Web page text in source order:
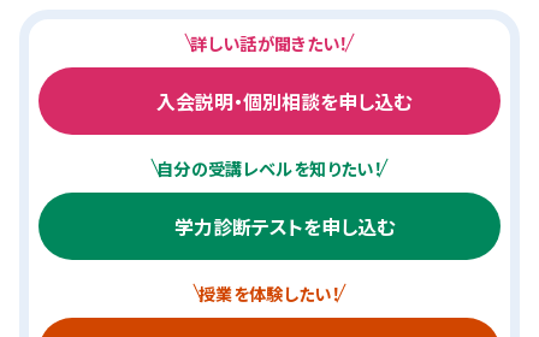
詳しい話が聞きたい！
入会説明・個別相談を申し込む
自分の受講レベルを知りたい！
学力診断テストを申し込む
授業を体験したい！